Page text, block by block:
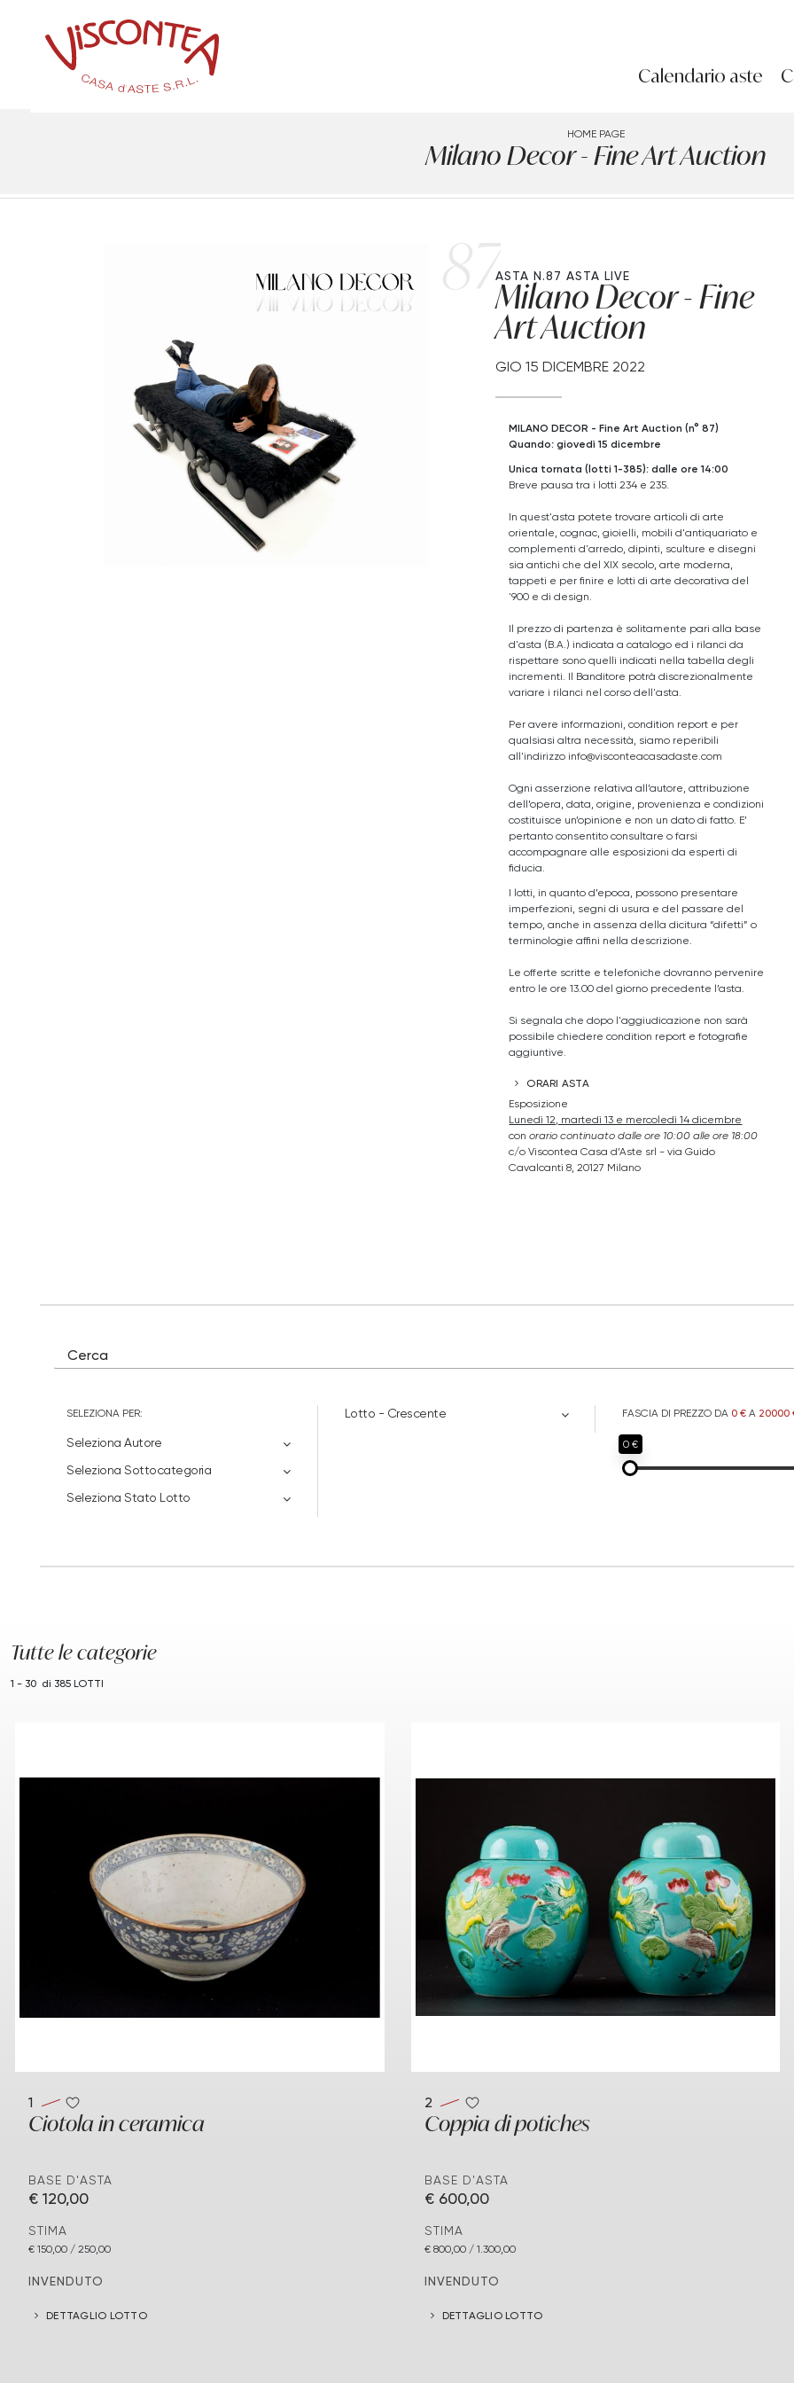
Calendario aste
HOME PAGE
Milano Decor - Fine Art Auction
87ASTA N.87ASTA LIVE
Milano Decor - Fine
Art Auction
GIO 15 DICEMBRE 2022
MILANO DECOR - Fine Art Auction (n° 87)
Quando: giovedì 15 dicembre
Unica tornata (lotti 1-385): dalle ore 14:00
Breve pausa tra i lotti 234 e 235.
In quest'asta potete trovare articoli di arte
orientale, cognac, gioielli, mobili d'antiquariato e
complementi d'arredo, dipinti, sculture e disegni
sia antichi che del XIX secolo, arte moderna,
tappeti e per finire e lotti di arte decorativa del
'900 e di design.
Il prezzo di partenza è solitamente pari alla base
d'asta (B.A.) indicata a catalogo ed i rilanci da
rispettare sono quelli indicati nella tabella degli
incrementi. Il Banditore potrà discrezionalmente
variare i rilanci nel corso dell'asta.
Per avere informazioni, condition report e per
qualsiasi altra necessità, siamo reperibili
all'indirizzoinfo@visconteacasadaste.com
Ogni asserzione relativa all’autore, attribuzione
dell’opera, data, origine, provenienza e condizioni
costituisce un’opinione e non un dato di fatto. E’
pertanto consentito consultare o farsi
accompagnare alle esposizioni da esperti di
fiducia.
I lotti, in quanto d’epoca, possono presentare
imperfezioni, segni di usura e del passare del
tempo, anche in assenza della dicitura “difetti” o
terminologie affini nella descrizione.
Le offerte scritte e telefoniche dovranno pervenire
entro le ore 13.00 del giorno precedente l’asta.
Si segnala che dopo l'aggiudicazione non sarà
possibile chiedere condition report e fotografie
aggiuntive.
ORARI ASTA
Esposizione
Lunedì 12, martedì 13 e mercoledì 14 dicembre
con orario continuato dalle ore 10:00 alle ore 18:00
c/o Viscontea Casa d’Aste srl - via Guido
Cavalcanti 8, 20127 Milano
SELEZIONA PER:
Seleziona Autore
Seleziona Sottocategoria
Seleziona Stato Lotto
FASCIA DI PREZZO DA 0 € A 20000
0 €
Lotto - Crescente
Tutte le categorie
1 - 30 di 385 LOTTI
1
Ciotola in ceramica
BASE D'ASTA
€ 120,00
STIMA
€ 150,00 / 250,00
INVENDUTO
DETTAGLIO LOTTO
2
Coppia di potiches
BASE D'ASTA
€ 600,00
STIMA
€ 800,00 / 1.300,00
INVENDUTO
DETTAGLIO LOTTO